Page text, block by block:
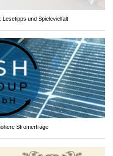
und Spielevielfalt
Stromerträge